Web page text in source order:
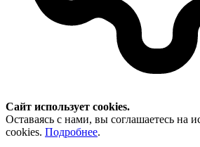
Сайт использует cookies.
Оставаясь с нами, вы соглашаетесь на
cookies. Подробнее.